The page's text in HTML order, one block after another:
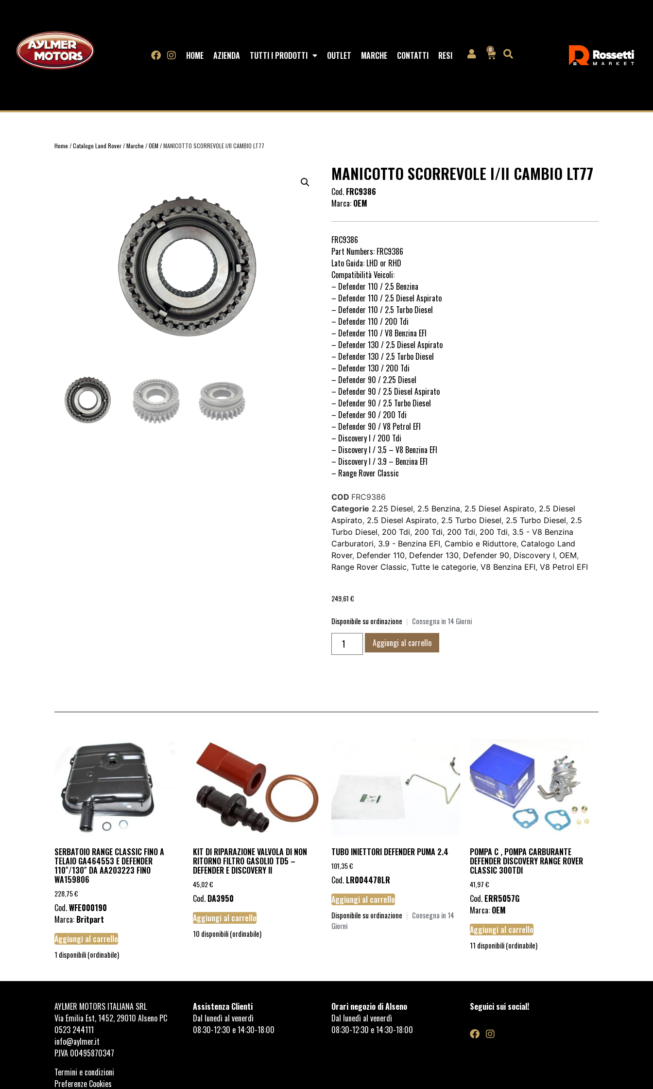
HOME AZIENDA TUTTI I PRODOTTI OUTLET MARCHE CONTATTI RESI 0
Home /Catalogo Land Rover/Marche /OEM / MANICOTTO SCORREVOLE I/II CAMBIO LT77
MANICOTTO SCORREVOLE I/II CAMBIO LT77
Cod. FRC9386
Marca: OEM
FRC9386
Part Numbers: FRC9386
Lato Guida: LHD or RHD
Compatibilità Veicoli:
– Defender 110 / 2.5 Benzina
– Defender 110 / 2.5 Diesel Aspirato
– Defender 110 / 2.5 Turbo Diesel
– Defender 110 / 200 Tdi
– Defender 110 / V8 Benzina EFI
– Defender 130 / 2.5 Diesel Aspirato
– Defender 130 / 2.5 Turbo Diesel
– Defender 130 / 200 Tdi
– Defender 90 / 2.25 Diesel
– Defender 90 / 2.5 Diesel Aspirato
– Defender 90 / 2.5 Turbo Diesel
– Defender 90 / 200 Tdi
– Defender 90 / V8 Petrol EFI
– Discovery I / 200 Tdi
– Discovery I / 3.5 – V8 Benzina EFI
– Discovery I / 3.9 – Benzina EFI
– Range Rover Classic
COD FRC9386
Categorie 2.25 Diesel, 2.5 Benzina, 2.5 Diesel Aspirato, 2.5 Diesel
Aspirato, 2.5 Diesel Aspirato, 2.5 Turbo Diesel, 2.5 Turbo Diesel, 2.5
Turbo Diesel, 200 Tdi, 200 Tdi, 200 Tdi, 200 Tdi, 3.5 - V8 Benzina
Carburatori, 3.9 - Benzina EFI, Cambio e Riduttore, Catalogo Land
Rover, Defender 110, Defender 130, Defender 90, Discovery I, OEM,
Range Rover Classic, Tutte le categorie, V8 Benzina EFI, V8 Petrol EFI
249,61€
Disponibile su ordinazione | Consegna in 14 Giorni
Aggiungi al carrello
SERBATOIO RANGE CLASSIC FINO A
TELAIO GA464553 E DEFENDER
110″/130″ DA AA203223 FINO
WA159806
228,75€
Cod.WFE000190
Marca: Britpart
Aggiungi al carrello
1 disponibili (ordinabile)
KIT DI RIPARAZIONE VALVOLA DI NON
RITORNO FILTRO GASOLIO TD5 –
DEFENDER E DISCOVERY II
45,02€
Cod. DA3950
Aggiungi al carrello
10 disponibili (ordinabile)
TUBO INIETTORI DEFENDER PUMA 2.4
101,35€
Cod. LR004478LR
Aggiungi al carrello
Disponibile su ordinazione | Consegna in 14
Giorni
POMPA C , POMPA CARBURANTE
DEFENDER DISCOVERY RANGE ROVER
CLASSIC 300TDI
41,97€
Cod. ERR5057G
Marca: OEM
Aggiungi al carrello
11 disponibili (ordinabile)
AYLMER MOTORS ITALIANA SRL
Via Emilia Est, 1452, 29010 Alseno PC
0523 244111
info@aylmer.it
P.IVA 00495870347
Termini e condizioni
Preferenze Cookies
Assistenza Clienti
Dal lunedì al venerdì
08:30-12:30 e 14:30-18:00
Orari negozio di Alseno
Dal lunedì al venerdì
08:30-12:30 e 14:30-18:00
Seguici sui social!